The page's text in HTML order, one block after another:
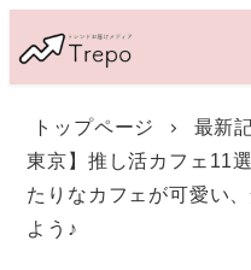
イ
トップページ 最新
東京】推し活カフェ11
たりなカフェが可愛い
よう♪